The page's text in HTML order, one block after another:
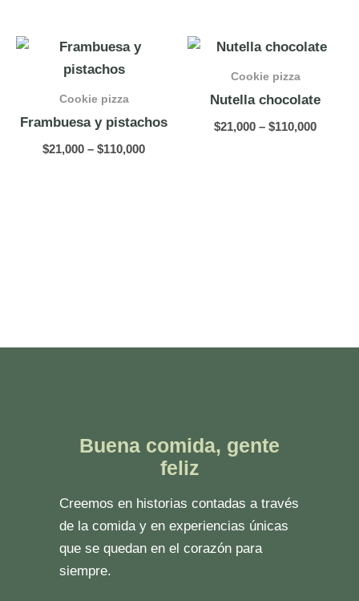
Cookie pizza
Frambuesa y pistachos
$21,000 – $110,000
Cookie pizza
Nutella chocolate
$21,000 – $110,000
Price
Buena comida, gente
feliz
Creemos en historias contadas a través
de la comida y en experiencias únicas
que se quedan en el corazón para
siempre.